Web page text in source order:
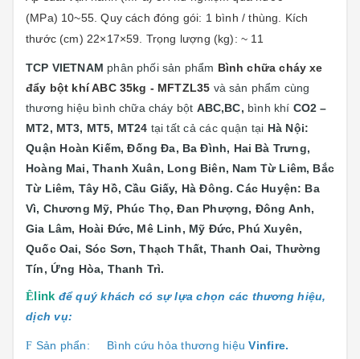
(MPa) 10~55. Quy cách đóng gói: 1 bình / thùng. Kích
thước (cm) 22×17×59. Trọng lượng (kg): ~ 11
TCP VIETNAM phân phối sản phẩm Bình chữa cháy xe
đẩy bột khí ABC 35kg - MFTZL35 và sản phẩm cùng
thương hiệu bình chữa cháy bột ABC,BC, bình khí CO2 –
MT2, MT3, MT5, MT24 tạitất cả các quận tại Hà Nội:
Quận Hoàn Kiếm, Đống Đa, Ba Đình, Hai Bà Trưng,
Hoàng Mai, Thanh Xuân, Long Biên, Nam Từ Liêm, Bắc
Từ Liêm, Tây Hồ, Cầu Giấy, Hà Đông. Các Huyện: Ba
Vì, Chương Mỹ, Phúc Thọ, Đan Phượng, Đông Anh,
Gia Lâm, Hoài Đức, Mê Linh, Mỹ Đức, Phú Xuyên,
Quốc Oai, Sóc Sơn, Thạch Thất, Thanh Oai, Thường
Tín, Ứng Hòa, Thanh Trì.
Êlink để quý khách có sự lựa chọn các thương hiệu,
dịch vụ:
F Sản phẩn: Bình cứu hỏa thương hiệuVinfire.